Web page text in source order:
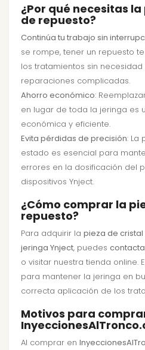
¿Por qué necesitas
de repuesto?
Continúa tu trabajo sin
se rompe, tener un repuesto
los tratamientos sin
reparaciones complicadas.
Ahorro económico:
en lugar de toda la jeringa es
económica y eficiente.
Evita pérdidas de precisión: La
estado es esencial para
errores en la dosificación del
dispositivos Ynject.
¿Cómo comprar la
repuesto?
Para adquirir la pieza de
jeringa Ynject, puedes
o visitar nuestra tienda online.
para mantener la jeringa en
correcta aplicación de los
Motivos para
Al comprar en